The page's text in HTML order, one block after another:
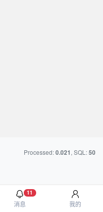
Processed:0.021, SQL:50
11
消息 我的